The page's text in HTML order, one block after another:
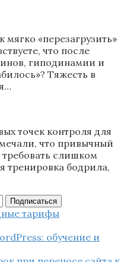
мягко «перезагрузить»
что после
гиподинамии и
Тяжесть в
точек контроля для
что привычный
слишком
тренировка бодрила,
Подписаться